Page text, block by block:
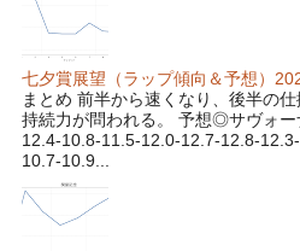
七夕賞展望（ラップ傾向＆予想）
まとめ 前半から速くなり、後半の
持続力が問われる。 予想◎サヴォ
12.4-10.8-11.5-12.0-12.7-12.8-
10.7-10.9...